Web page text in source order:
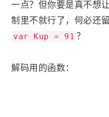
一点？但你要是真不想
制里不就行了，何必还
var Kup = 91 ？
解码用的函数：